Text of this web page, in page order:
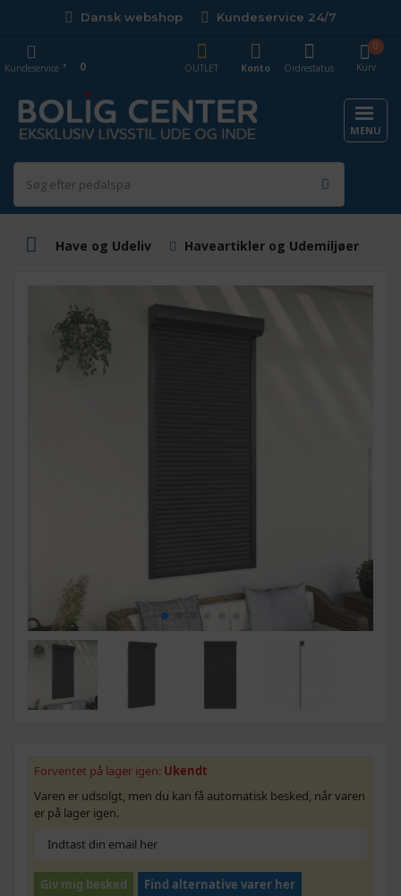
Dansk webshop Kundeservice 24/7
Kurv
0
OUTLET
Konto Ordrestatus
Kundeservice 0
MENU
Have og Udeliv Haveartikler og Udemiljøer
Forventet på lager igen: Ukendt
Varen er udsolgt, men du kan få automatisk besked, når varen
er på lager igen.
Giv mig besked Find alternative varer her